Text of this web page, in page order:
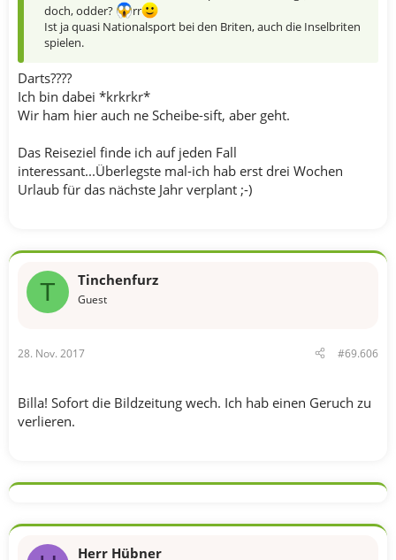
doch, odder?
rr
Ist ja quasi Nationalsport bei den Briten, auch die Inselbriten
spielen.
Darts????
Ich bin dabei *krkrkr*
Wir ham hier auch ne Scheibe-sift, aber geht.
Das Reiseziel finde ich auf jeden Fall
interessant...Überlegste mal-ich hab erst drei Wochen
Urlaub für das nächste Jahr verplant ;-)
T Tinchenfurz
Guest
28. Nov. 2017 #69.606
Billa! Sofort die Bildzeitung wech. Ich hab einen Geruch zu
verlieren.
Herr Hübner